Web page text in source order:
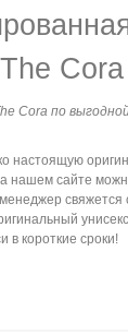
Cora
Cora по
настоящую
нашем сайте
свяжется
в короткие сроки!